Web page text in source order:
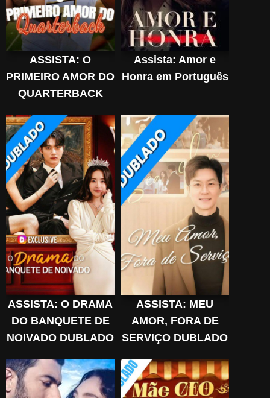
ASSISTA: O
PRIMEIRO AMOR DO
QUARTERBACK
Português online
Grátis
Assista: Amor e
Honra em Português
ASSISTA: O DRAMA
DO BANQUETE DE
NOIVADO DUBLADO
Grátis
ASSISTA: MEU
AMOR, FORA DE
SERVIÇO DUBLADO
Grátis